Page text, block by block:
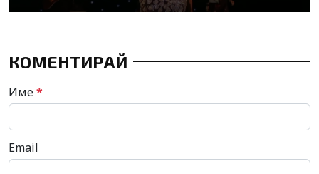
КОМЕНТИРАЙ
Име*
Email